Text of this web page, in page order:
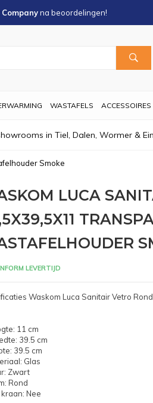
na beoordelingen!
WASTAFELS ACCESSOIRES
in Tiel, Dalen, Wormer &
Smoke
LUCA
LEVERTIJD
Waskom Luca Sanitair Vetro
11 cm
39.5 cm
39.5 cm
Glas
Zwart
Rond
Nee